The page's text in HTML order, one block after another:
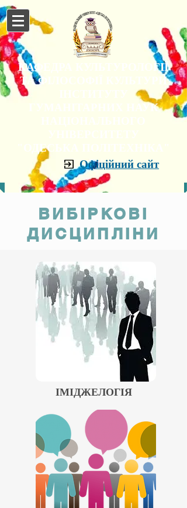
КАФЕДРА КУЛЬТУРОЛОГІЇ
ТА ФІЛОСОФІЇ КУЛЬТУРИ
ГУМАНІТАРНИХ НАУК
"ОДЕСЬКА ПОЛІТЕХНІКА"
Офіційний сайт
ВИБІРКОВІ
ДИСЦИПЛІНИ
ІМІДЖЕЛОГІЯ